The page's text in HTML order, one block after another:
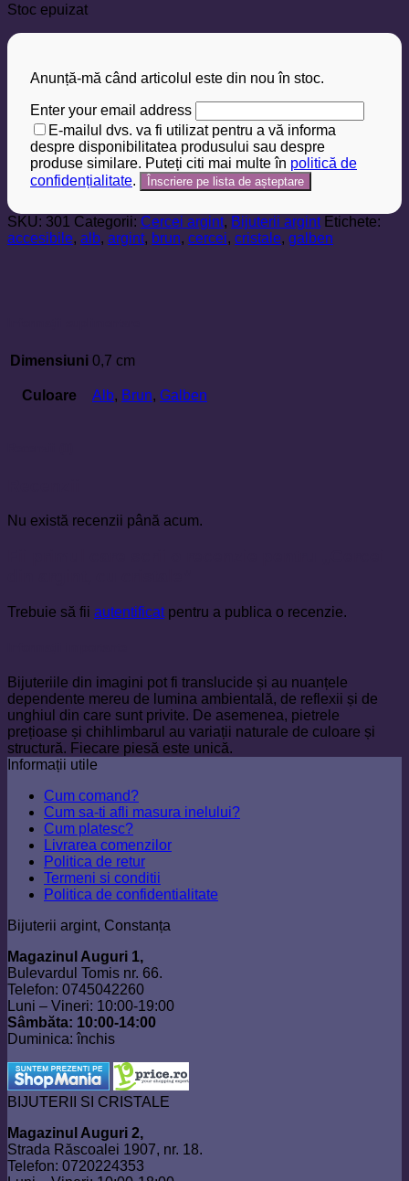
Stoc epuizat
Anunță-mă când articolul este din nou în stoc.
Enter your email address
E-mailul dvs. va fi utilizat pentru a vă informa
despre disponibilitatea produsului sau despre
produse similare. Puteți citi mai multe în politică de
confidențialitate.
SKU: 301 Categorii: Cercei argint, Bijuterii argint Etichete:
accesibile, alb, argint, brun, cercei, cristale, galben
Dimensiuni 0,7 cm
Culoare Alb, Brun, Galben
Nu există recenzii până acum.
Trebuie să fii autentificatpentru a publica o recenzie.
Bijuteriile din imagini pot fi translucide și au nuanțele
dependente mereu de lumina ambientală, de reflexii și de
unghiul din care sunt privite. De asemenea, pietrele
prețioase și chihlimbarul au variații naturale de culoare și
structură. Fiecare piesă este unică.
Informații utile
Cum comand?
Cum sa-ti afli masura inelului?
Cum platesc?
Livrarea comenzilor
Politica de retur
Termeni si conditii
Politica de confidentialitate
Bijuterii argint, Constanța
Magazinul Auguri 1,
Bulevardul Tomis nr. 66.
Telefon: 0745042260
Luni – Vineri: 10:00-19:00
Sâmbăta: 10:00-14:00
Duminica: închis
BIJUTERII SI CRISTALE
Magazinul Auguri 2,
Strada Răscoalei 1907, nr. 18.
Telefon: 0720224353